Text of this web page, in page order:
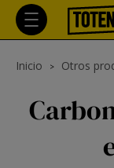
Inicio Otros